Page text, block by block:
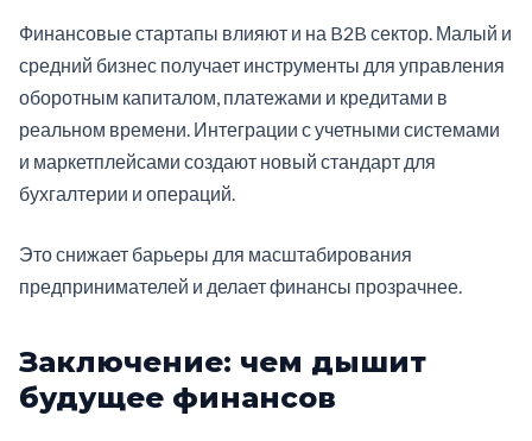
Финансовые стартапы влияют и на B2B сектор. Малый и
средний бизнес получает инструменты для управления
оборотным капиталом, платежами и кредитами в
реальном времени. Интеграции с учетными системами
и маркетплейсами создают новый стандарт для
бухгалтерии и операций.
Это снижает барьеры для масштабирования
предпринимателей и делает финансы прозрачнее.
Заключение: чем дышит
будущее финансов